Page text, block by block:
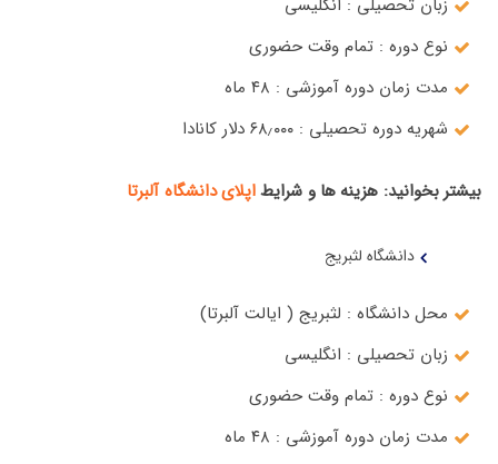
زبان تحصیلی : انگلیسی
نوع دوره : تمام وقت حضوری
مدت زمان دوره آموزشی : ۴۸ ماه
شهریه دوره تحصیلی : ۶۸٫۰۰۰ دلار کانادا
بیشتر بخوانید: هزینه ها و شرایطاپلای دانشگاه آلبرتا
دانشگاه لثبریج
محل دانشگاه : لثبریج ( ایالت آلبرتا)
زبان تحصیلی : انگلیسی
نوع دوره : تمام وقت حضوری
مدت زمان دوره آموزشی : ۴۸ ماه